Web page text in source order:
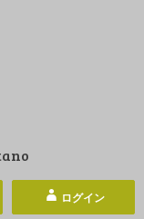
ログイン